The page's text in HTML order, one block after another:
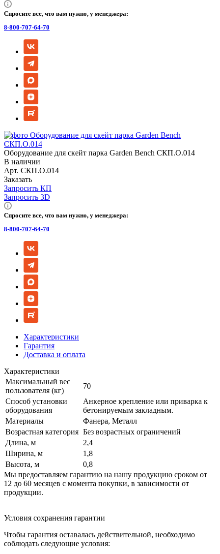
Спросите все, что вам нужно, у менеджера:
8-800-707-64-70
Оборудование для скейт парка Garden Bench СКП.О.014
В наличии
Арт. СКП.О.014
Заказать
Запросить КП
Запросить 3D
Спросите все, что вам нужно, у менеджера:
8-800-707-64-70
Характеристики
Гарантия
Доставка и оплата
Характеристики
Максимальный вес
пользователя (кг)
70
Способ установки
оборудования
Анкерное крепление или приварка к
бетонируемым закладным.
Материалы
Фанера, Металл
Возрастная категория Без возрастных ограничений
Длина, м
2,4
Ширина, м
1,8
Высота, м
0,8
Мы предоставляем гарантию на нашу продукцию сроком от
12 до 60 месяцев с момента покупки, в зависимости от
продукции.
Условия сохранения гарантии
Чтобы гарантия оставалась действительной, необходимо
соблюдать следующие условия: